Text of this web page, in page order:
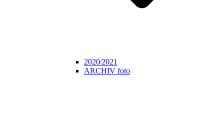
2020⁄2021
ARCHIV foto